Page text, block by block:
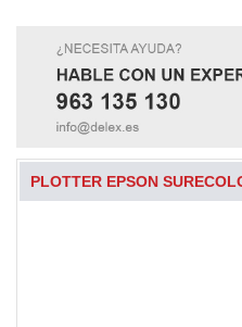
PLOTTER EPSON